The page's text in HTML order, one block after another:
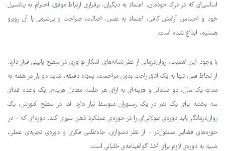
اساسی‌ای که در درک خودمان، اعتماد به دیگران، برقراری ارتباط موفق، احترام به پتانسیل
خود و احساس آرامش کافی، اعتماد به نفس، اصالت، صراحت و بی‌شرمی با آن روبرو
هستیم، ابداع شده است.
با وجود این اهمیت، روان‌درمانی از نظر نشانه‌های آشکار نوآوری در سطح پایینی قرار دارد.
از لحاظ فنی، تنها به یک اتاق راحت بدون مزاحمت، پنجاه دقیقه، شاید دو بار در هفته به
مدت یک سال، دو صندلی و هزینه‌ای به ازای هر جلسه معادل هزینه‌ی یک وعده غذای
سه ‌بخشه برای یک نفر در یک رستوران متوسط نیاز دارد. اما در سطح آموزش، یک
روان‌درمانگر باید دوره‌ی طولانی‌ای را در حوزه‌ی عملکرد ذهن سپری کند، دوره‌ای که - در
حوزه‌های قضایی مسئول‌تر - از نظر دشواری، جاه‌طلبی فکری و دوره‌ی تجربه‌ی عملی،
شبیه به دوره‌ی لازم برای اخذ گواهینامه‌ی خلبانی است.